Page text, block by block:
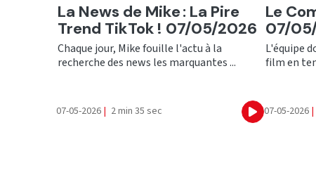
Ecouter
La News de Mike : La Pire
Trend TikTok ! 07/05/2026
Chaque jour, Mike fouille l'actu à la
recherche des news les marquantes ...
07-05-2026 | 2 min 35 sec Ecouter
Le
07/
L'équipe
film en
07-05-2026 |